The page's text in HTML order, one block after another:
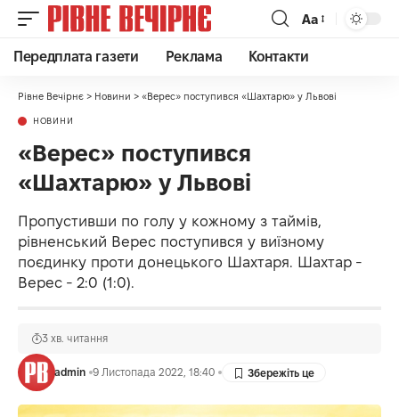
Аа
Передплата газети Реклама Контакти
Рівне Вечірнє > Новини > «Верес» поступився «Шахтарю» у Львові
НОВИНИ
«Верес» поступився
«Шахтарю» у Львові
Пропустивши по голу у кожному з таймів,
рівненський Верес поступився у виїзному
поєдинку проти донецького Шахтаря. Шахтар -
Верес - 2:0 (1:0).
admin 9 Листопада 2022, 18:40
3 хв. читання